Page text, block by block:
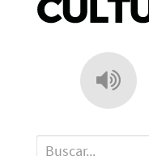
' . __('Search